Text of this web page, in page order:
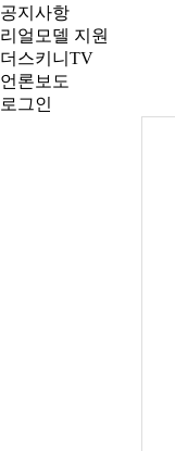
공지사항
리얼모델 지원
더스키니TV
언론보도
로그인